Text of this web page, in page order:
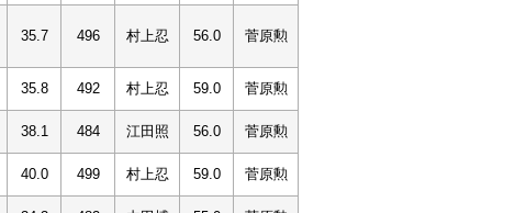
35.7 496 村上忍 56.0 菅原勲
35.8 492 村上忍 59.0 菅原勲
38.1 484 江田照 56.0 菅原勲
40.0 499 村上忍 59.0 菅原勲